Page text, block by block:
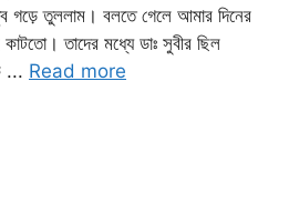
গড়ে তুললাম। বলতে গেলে আমার দিনের
তাদের মধ্যে ডাঃ সুবীর ছিল
... Read more